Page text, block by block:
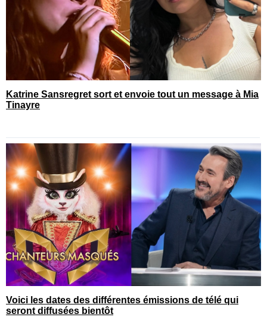
Katrine Sansregret sort et envoie tout un message à Mia
Tinayre
Voici les dates des différentes émissions de télé qui
seront diffusées bientôt